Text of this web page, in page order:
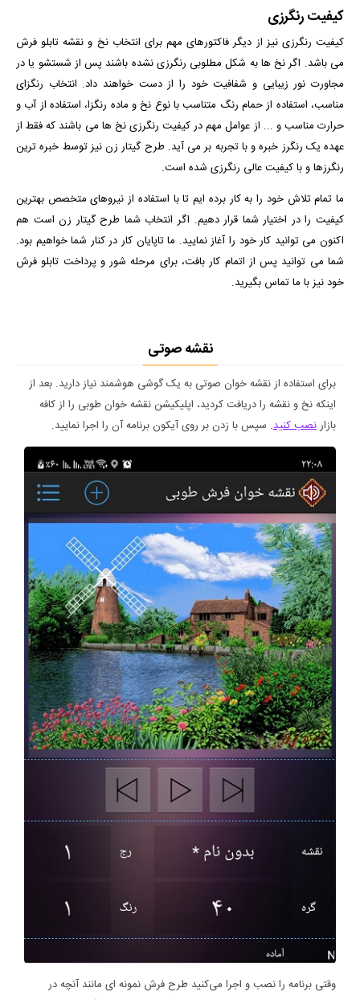
کیفیت رنگرزی
کیفیت رنگرزی نیز از دیگر فاکتورهای مهم برای انتخاب نخ و نقشه تابلو فرش
می باشد. اگر نخ ها به شکل مطلوبی رنگرزی نشده باشند پس از شستشو یا در
مجاورت نور زیبایی و شفافیت خود را از دست خواهند داد. انتخاب رنگزای
مناسب، استفاده از حمام رنگ متناسب با نوع نخ و ماده رنگزا، استفاده از آب و
حرارت مناسب و ... از عوامل مهم در کیفیت رنگرزی نخ ها می باشند که فقط از
عهده یک رنگرز خبره و با تجربه بر می آید. طرح گیتار زن نیز توسط خبره ترین
رنگرزها و با کیفیت عالی رنگرزی شده است.
ما تمام تلاش خود را به کار برده ایم تا با استفاده از نیروهای متخصص بهترین
کیفیت را در اختیار شما قرار دهیم. اگر انتخاب شما طرح گیتار زن است هم
اکنون می توانید کار خود را آغاز نمایید. ما تاپایان کار در کنار شما خواهیم بود.
شما می توانید پس از اتمام کار بافت، برای مرحله شور و پرداخت تابلو فرش
خود نیز با ما تماس بگیرید.
نقشه صوتی
برای استفاده از نقشه خوان صوتی به یک گوشی هوشمند نیاز دارید. بعد از
اینکه نخ و نقشه را دریافت کردید، اپلیکیشن نقشه خوان طوبی را از کافه
بازارنصب کنید. سپس با زدن بر روی آیکون برنامه آن را اجرا نمایید.
وقتی برنامه را نصب و اجرا می‌کنید طرح فرش نمونه ای مانند آنچه در